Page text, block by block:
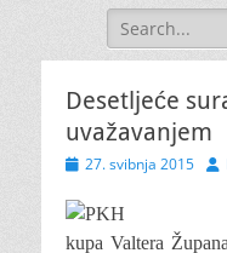
Search
for:
Desetljeće
uvažavanjem
Posted
27. svibnja 2015
kupa Valtera